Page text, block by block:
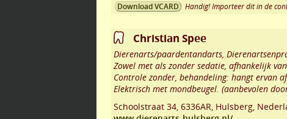
Download VCARD Handig! Importeer dit in de
Christian Spee
Dierenarts/paardentandarts,
Zowel met als zonder sedatie, afhankelijk
Controle zonder, behandeling: hangt ervan
Elektrisch met mondbeugel. (aanbevolen
Schoolstraat 34 6336AR Hulsberg